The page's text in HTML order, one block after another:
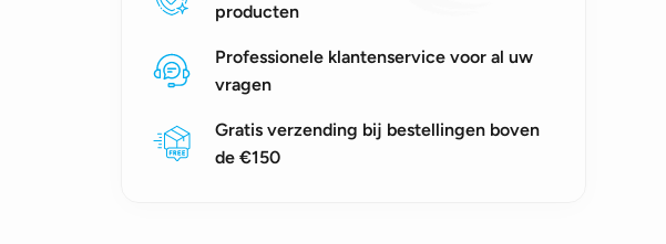
producten
Professionele klantenservice voor al uw
vragen
Gratis verzending bij bestellingen boven
de €150